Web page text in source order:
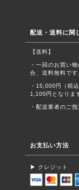
配送・送料に関
【送料】
・一回のお買い
合、送料無料です
・15,000円（税
1,100円となりま
・配送業者のご
お支払い方法
▶︎ クレジット